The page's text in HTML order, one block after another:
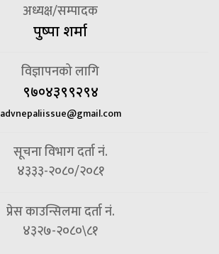
अध्यक्ष/सम्पादक
पुष्पा शर्मा
विज्ञापनको लागि
९७०४३९९२९४
advnepaliissue@gmail.com
सूचना विभाग दर्ता नं.
४३३३-२०८०/२०८१
प्रेस काउन्सिलमा दर्ता नं.
४३२७-२०८०\८१